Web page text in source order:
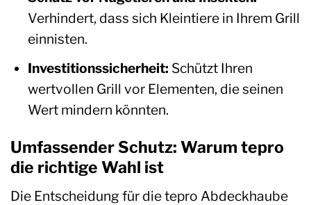
Verhindert, dass sich Kleintiere in Ihrem Grill
einnisten.
Investitionssicherheit: Schützt Ihren
wertvollen Grill vor Elementen, die seinen
Wert mindern könnten.
Umfassender Schutz: Warum tepro
die richtige Wahl ist
Die Entscheidung für die tepro Abdeckhaube